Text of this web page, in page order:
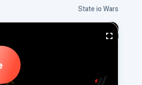
State io Wars